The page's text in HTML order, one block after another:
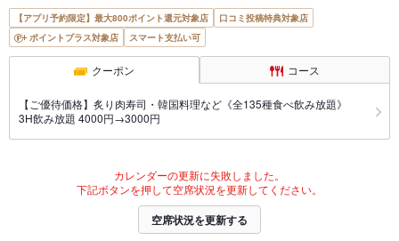
【アプリ予約限定】最大800ポイント還元対象店
口コミ投稿特典対象店
ポイントプラス対象店
スマート支払い可
クーポン コース
【ご優待価格】炙り肉寿司・韓国料理など《全135種食べ飲み放題》
3H飲み放題 4000円→3000円
カレンダーの更新に失敗しました。
下記ボタンを押して空席状況を更新してください。
空席状況を更新する